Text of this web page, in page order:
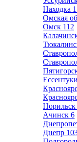
Находка
Омская
Омск 112
Ессентуки
Норильск
Ачинск 6
Днепр